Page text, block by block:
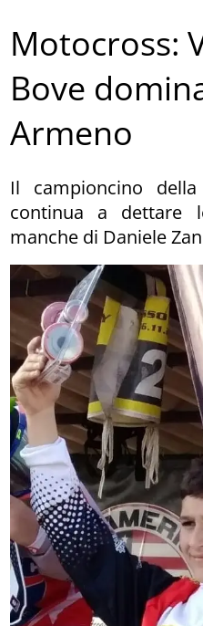
Motocross:
Bove
Armeno
Il campioncino
continua a dettare
manche di Daniele